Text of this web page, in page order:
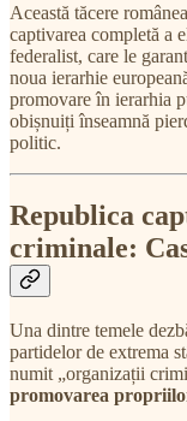
Această tăcere
captivarea completă a
federalist, care le
noua ierarhie
promovare în ierarhia
obișnuiți înseamnă
politic.
Republica
criminale:
Una dintre temele
partidelor de extrema
numit „organizații
promovarea